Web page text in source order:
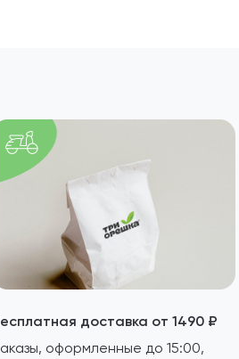
доставка от 1490 ₽
оформленные до 15:00,